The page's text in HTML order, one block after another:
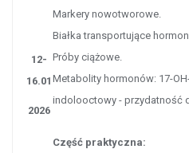
12-
16.01
2026
Markery nowotworowe.
Białka transportujące
Próby ciążowe.
Metabolity hormonów: 17-
indolooctowy - przydatność
Część praktyczna: